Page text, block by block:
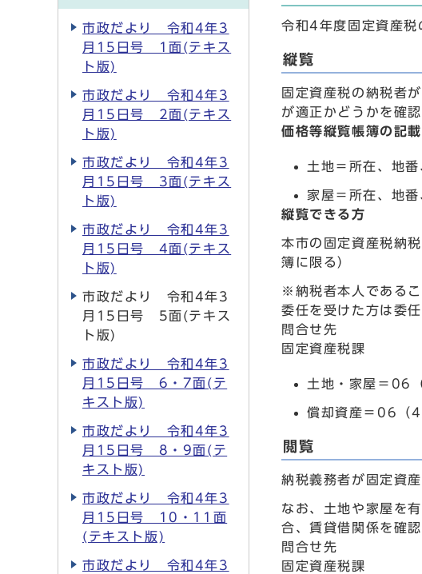
令和4年度固定資産税
縦覧
固定資産税の納税者
が適正かどうかを確
価格等縦覧帳簿の記
土地＝所在、地
家屋＝所在、地
縦覧できる方
本市の固定資産税納
簿に限る）
※納税者本人である
委任を受けた方は委
問合せ先
固定資産税課
土地・家屋＝
償却資産＝06
閲覧
納税義務者が固定資
なお、土地や家屋を
合、賃貸借関係を確
問合せ先
固定資産税課
市政だより 令和4年3
月15日号 1面(テキス
ト版)
市政だより 令和4年3
月15日号 2面(テキス
ト版)
市政だより 令和4年3
月15日号 3面(テキス
ト版)
市政だより 令和4年3
月15日号 4面(テキス
ト版)
市政だより 令和4年3
月15日号 5面(テキス
ト版)
市政だより 令和4年3
月15日号 6・7面(テ
キスト版)
市政だより 令和4年3
月15日号 8・9面(テ
キスト版)
市政だより 令和4年3
月15日号 10・11面
(テキスト版)
市政だより 令和4年3